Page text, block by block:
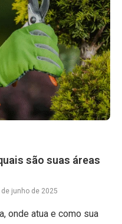
são suas áreas
de junho de 2025
onde atua e como sua